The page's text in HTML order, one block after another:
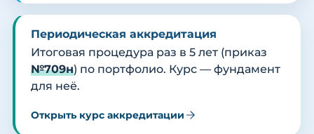
Периодическая аккредитация
Итоговая процедура раз в 5 лет (приказ
№709н) по портфолио. Курс — фундамент
для неё.
Открыть курс аккредитации